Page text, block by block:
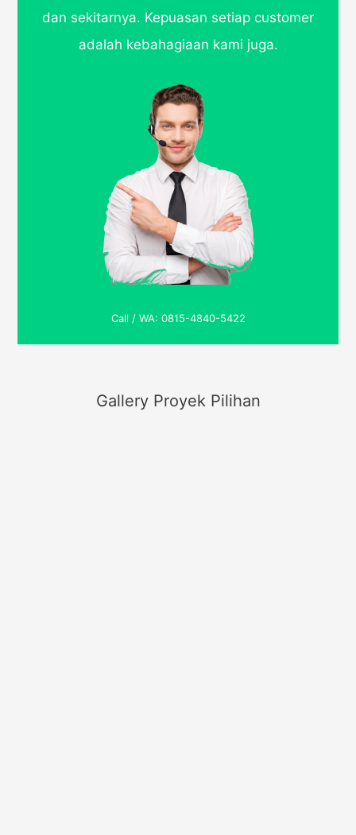
dan sekitarnya. Kepuasan setiap customer
adalah kebahagiaan kami juga.
Call / WA: 0815-4840-5422
Gallery Proyek Pilihan